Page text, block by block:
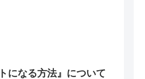
になる方法』について